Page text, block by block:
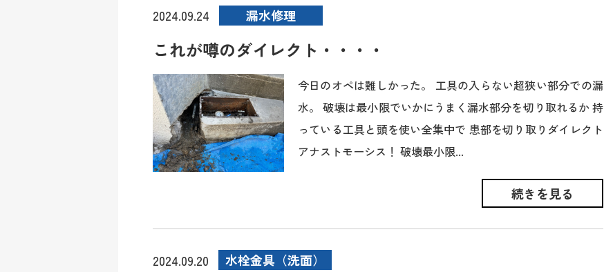
2024.09.24 漏水修理
これが噂のダイレクト・・・・
今日のオペは難しかった。 工具の入らない超狭い部分での漏
水。 破壊は最小限でいかにうまく漏水部分を切り取れるか 持
っている工具と頭を使い全集中で 患部を切り取りダイレクト
アナストモーシス！ 破壊最小限...
続きを見る
2024.09.20 水栓金具（洗面）